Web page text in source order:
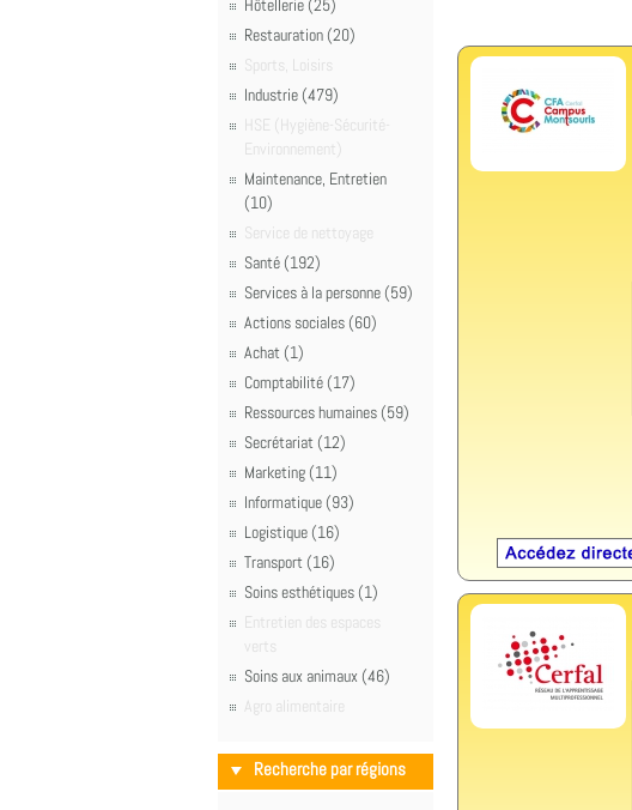
Hôtellerie (25)
Restauration (20)
Sports, Loisirs
Industrie (479)
HSE (Hygiène-Sécurité-
Environnement)
Maintenance, Entretien
(10)
Service de nettoyage
Santé (192)
Services à la personne (59)
Actions sociales (60)
Achat (1)
Comptabilité (17)
Ressources humaines (59)
Secrétariat (12)
Marketing (11)
Informatique (93)
Logistique (16)
Transport (16)
Soins esthétiques (1)
Entretien des espaces
verts
Soins aux animaux (46)
Agro alimentaire
Recherche par régions